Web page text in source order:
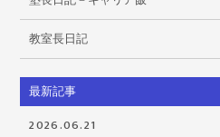
教室長日記
最新記事
2026.06.21